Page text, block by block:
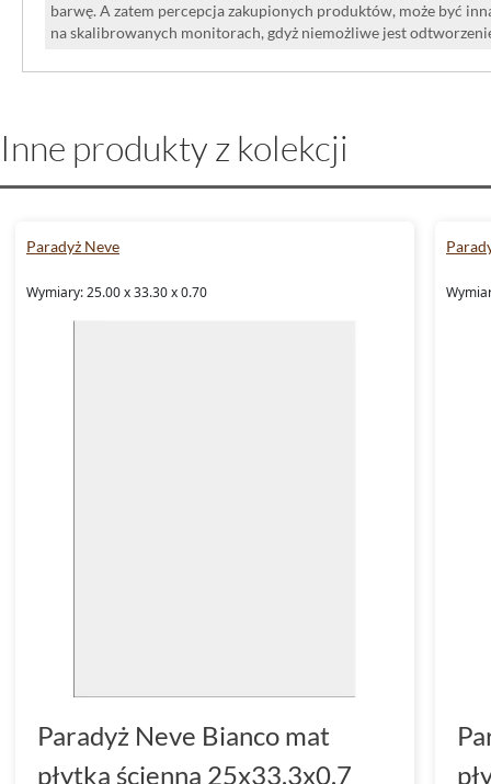
barwę. A zatem percepcja zakupionych produktów, może być
na skalibrowanych monitorach, gdyż niemożliwe jest
Inne produkty z kolekcji
Paradyż Neve
Wymiary: 25.00 x 33.30 x 0.70
Paradyż Neve Bianco mat
płytka ścienna 25x33.3x0.7